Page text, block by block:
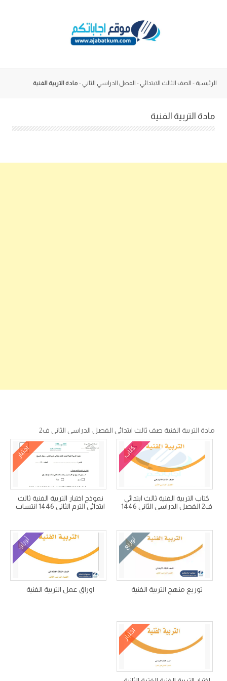
الرئيسية - الصف الثالث الابتدائي - الفصل الدراسي الثاني - مادة التربية الفنية
مادة التربية الفنية
مادة التربية الفنية صف ثالث ابتدائي الفصل الدراسي الثاني ف2
كتاب
كتاب التربية الفنية ثالث ابتدائي
ف2 الفصل الدراسي الثاني 1446
اختبار
نموذج اختبار التربية الفنية ثالث
ابتدائي الترم الثاني 1446 انتساب
توزيع
توزيع منهج التربية الفنية
أوراق
اوراق عمل التربية الفنية
اختبار